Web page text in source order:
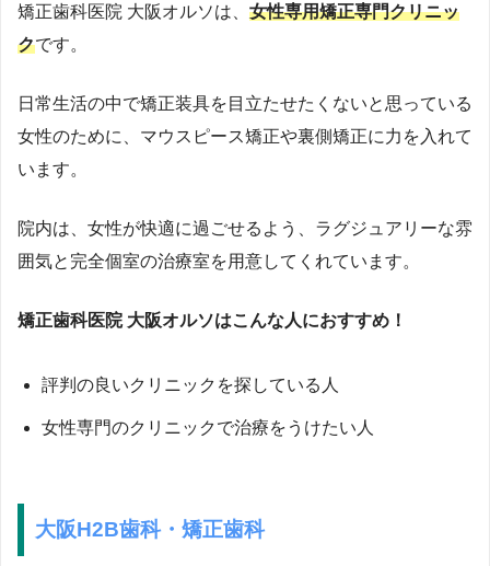
矯正歯科医院 大阪オルソは、 女性専用矯正専門クリニッ
クです。
日常生活の中で矯正装具を目立たせたくないと思っている
女性のために、マウスピース矯正や裏側矯正に力を入れて
います。
院内は、女性が快適に過ごせるよう、ラグジュアリーな雰
囲気と完全個室の治療室を用意してくれています。
矯正歯科医院 大阪オルソはこんな人におすすめ！
評判の良いクリニックを探している人
女性専門のクリニックで治療をうけたい人
大阪H2B歯科・矯正歯科